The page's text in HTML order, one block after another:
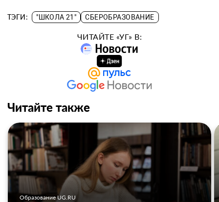
ТЭГИ: "ШКОЛА 21" СБЕРОБРАЗОВАНИЕ
ЧИТАЙТЕ «УГ» В:
Читайте также
Образование UG.RU